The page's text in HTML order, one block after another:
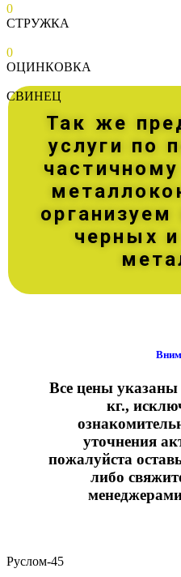
0
СТРУЖКА
0
ОЦИНКОВКА
СВИНЕЦ
Так же
услуги по
черных
Все цены указаны
кг.,
уточнения
пожалуйста
либо
Руслом-45